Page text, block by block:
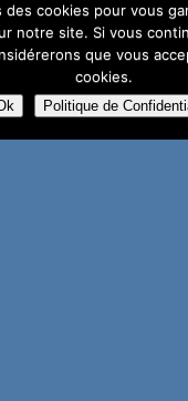
des cookies pour vous
notre site. Si vous
que vous
cookies.
Politique de